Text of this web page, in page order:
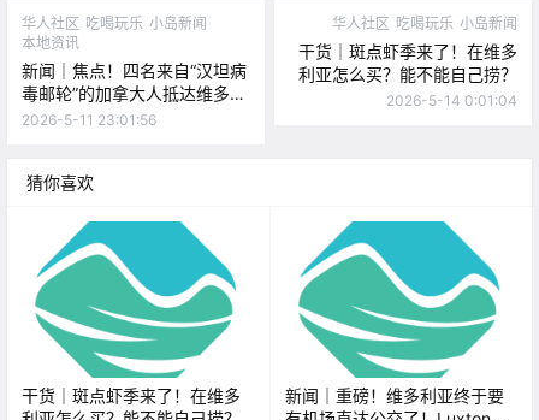
华人社区 吃喝玩乐 小岛新闻
本地资讯
新闻｜焦点！四名来自“汉坦病
毒邮轮”的加拿大人抵达维多利
亚，在岛上隔离！今天凌晨你
2026-5-11 23:01:56
华人社区 吃喝玩乐 小岛新闻
干货｜斑点虾季来了！在维多
利亚怎么买？能不能自己捞？
2026-5-14 0:01:04
猜你喜欢
干货｜斑点虾季来了！在维多
新闻｜重磅！维多利亚终于要